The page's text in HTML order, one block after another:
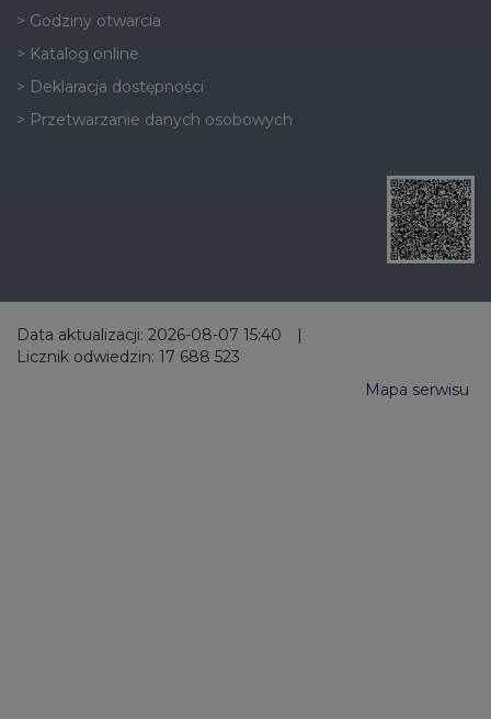
> Godziny otwarcia
> Katalog online
> Deklaracja dostępności
> Przetwarzanie danych osobowych
Data aktualizacji: 2026-08-07 15:40
|
Licznik odwiedzin: 17 688 523
Mapa serwisu